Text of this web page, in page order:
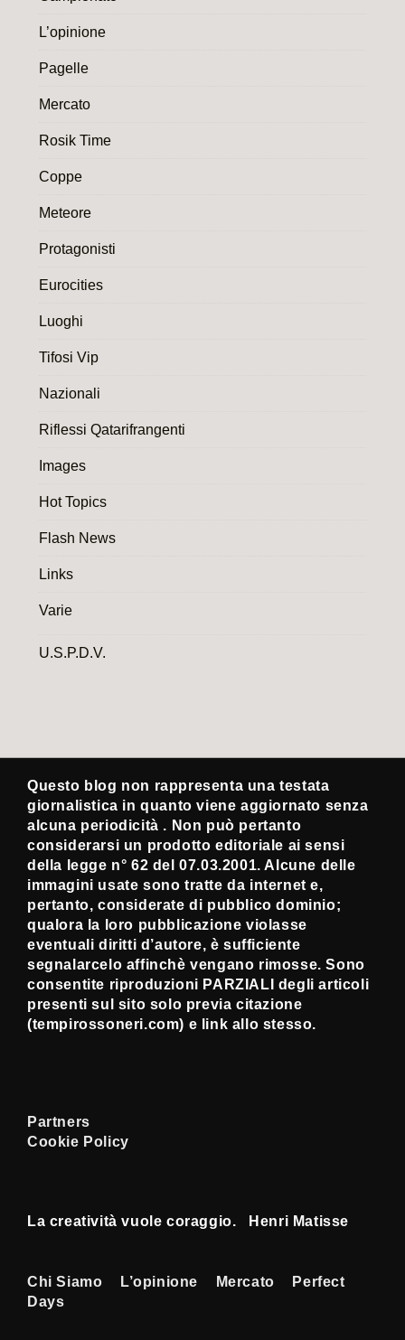
L’opinione
Pagelle
Mercato
Rosik Time
Coppe
Meteore
Protagonisti
Eurocities
Luoghi
Tifosi Vip
Nazionali
Riflessi Qatarifrangenti
Images
Hot Topics
Flash News
Links
Varie
U.S.P.D.V.
Questo blog non rappresenta una testata
giornalistica in quanto viene aggiornato senza
alcuna periodicità . Non può pertanto
considerarsi un prodotto editoriale ai sensi
della legge n° 62 del 07.03.2001. Alcune delle
immagini usate sono tratte da internet e,
pertanto, considerate di pubblico dominio;
qualora la loro pubblicazione violasse
eventuali diritti d’autore, è sufficiente
segnalarcelo affinchè vengano rimosse. Sono
consentite riproduzioni PARZIALI degli articoli
presenti sul sito solo previa citazione
(tempirossoneri.com) e link allo stesso.
Partners
Cookie Policy
La creatività vuole coraggio. Henri Matisse
Menu
Footer
Chi Siamo L’opinione Mercato
Perfect
Days